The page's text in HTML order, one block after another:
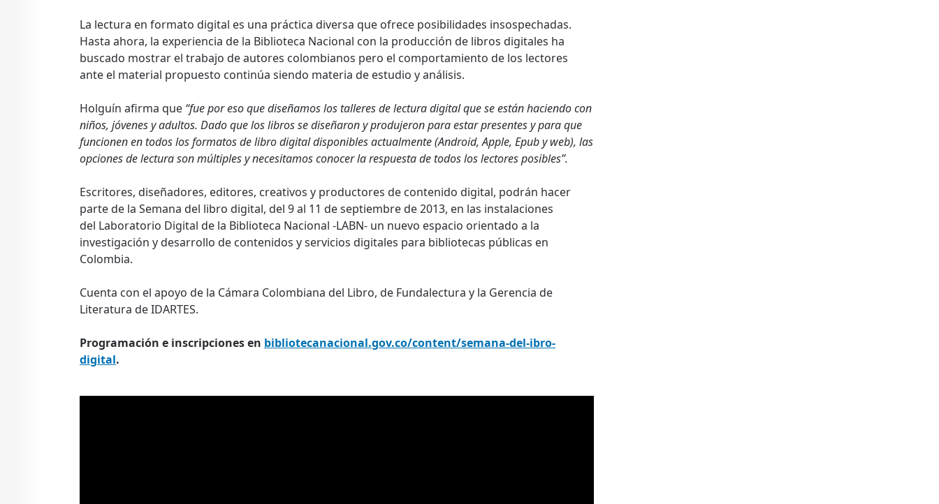
La lectura en formato digital es una práctica diversa que ofrece posibilidades insospechadas.
Hasta ahora, la experiencia de la Biblioteca Nacional con la producción de libros digitales ha
buscado mostrar el trabajo de autores colombianos pero el comportamiento de los lectores
ante el material propuesto continúa siendo materia de estudio y análisis.
Holguín afirma que “fue por eso que diseñamos los talleres de lectura digital que se están haciendo con
niños, jóvenes y adultos. Dado que los libros se diseñaron y produjeron para estar presentes y para que
funcionen en todos los formatos de libro digital disponibles actualmente (Android, Apple, Epub y web), las
opciones de lectura son múltiples y necesitamos conocer la respuesta de todos los lectores posibles”.
Escritores, diseñadores, editores, creativos y productores de contenido digital, podrán hacer
parte de la Semana del libro digital, del 9 al 11 de septiembre de 2013, en las instalaciones
del Laboratorio Digital de la Biblioteca Nacional -LABN- un nuevo espacio orientado a la
investigación y desarrollo de contenidos y servicios digitales para bibliotecas públicas en
Colombia.
Cuenta con el apoyo de la Cámara Colombiana del Libro, de Fundalectura y la Gerencia de
Literatura de IDARTES.
Programación e inscripciones en bibliotecanacional.gov.co/content/semana-del-ibro-
digital.